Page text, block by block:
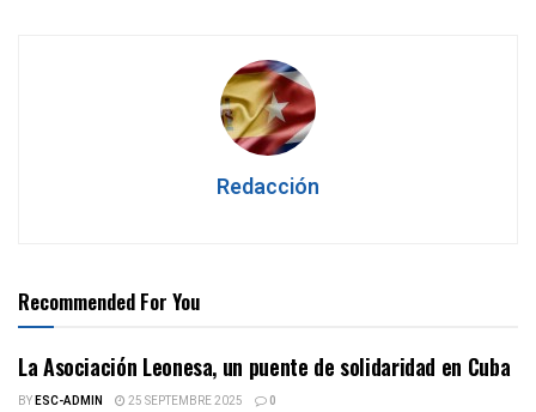
Redacción
Recommended For You
La Asociación Leonesa, un puente de solidaridad en Cuba
BYESC-ADMIN 25 SEPTEMBRE 2025 0